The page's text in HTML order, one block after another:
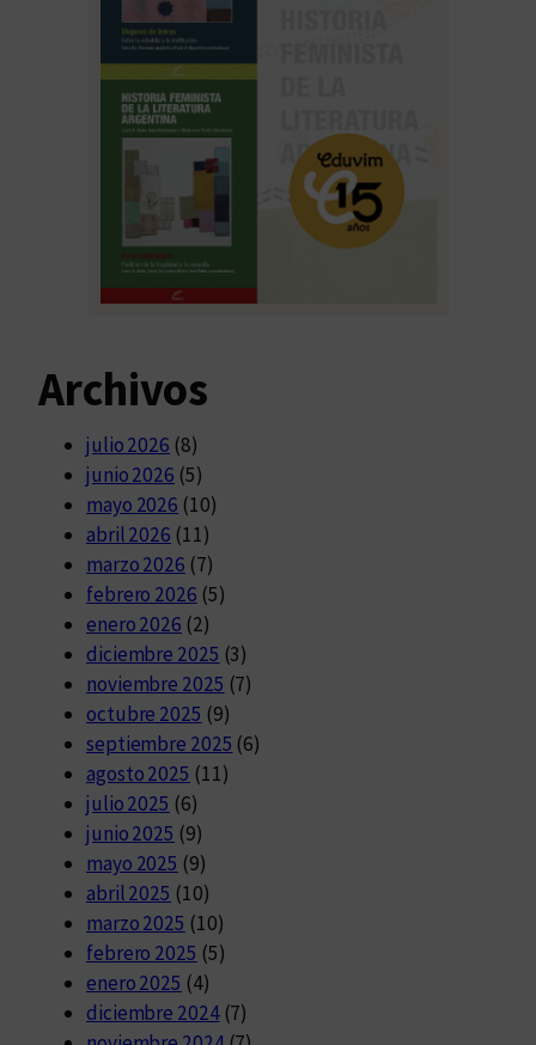
Archivos
julio 2026 (8)
junio 2026 (5)
mayo 2026 (10)
abril 2026 (11)
marzo 2026 (7)
febrero 2026 (5)
enero 2026 (2)
diciembre 2025 (3)
noviembre 2025 (7)
octubre 2025 (9)
septiembre 2025 (6)
agosto 2025 (11)
julio 2025 (6)
junio 2025 (9)
mayo 2025 (9)
abril 2025 (10)
marzo 2025 (10)
febrero 2025 (5)
enero 2025 (4)
diciembre 2024(7)